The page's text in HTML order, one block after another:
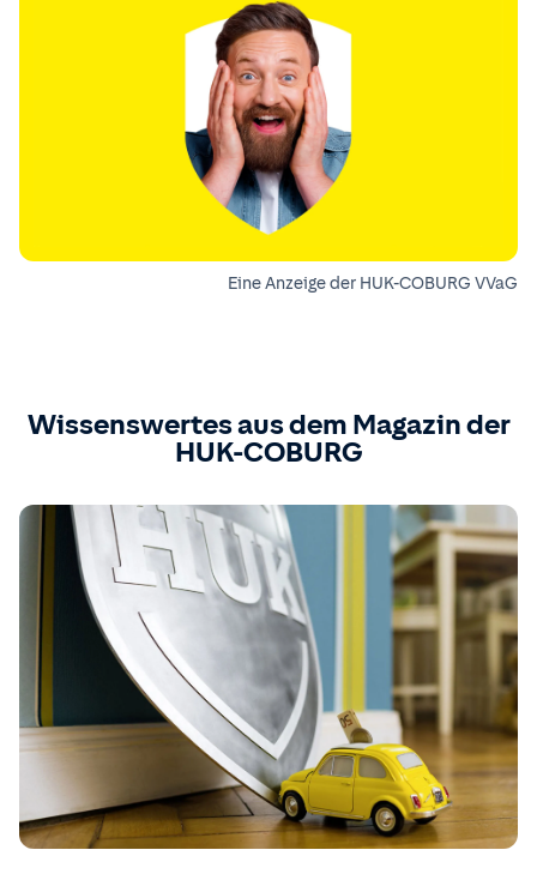
Eine Anzeige der HUK-COBURG VVaG
Wissenswertes aus dem Magazin der
HUK-COBURG